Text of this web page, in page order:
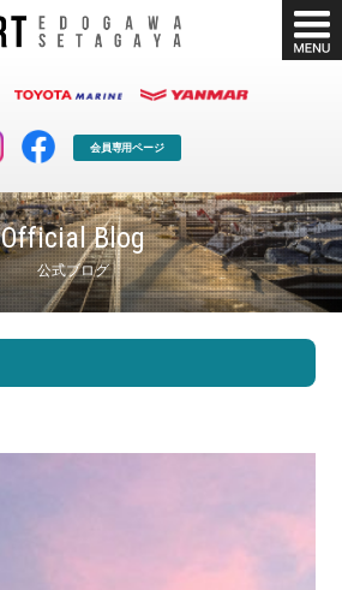
会員専用ページ
Official Blog
公式ブログ
ボート販売